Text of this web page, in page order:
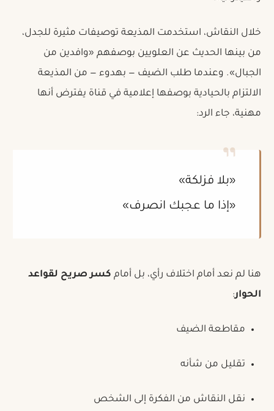
خلال النقاش، استخدمت المذيعة توصيفات مثيرة للجدل،
من بينها الحديث عن العلويين بوصفهم «وافدين من
الجبال». وعندما طلب الضيف — بهدوء — من المذيعة
الالتزام بالحيادية بوصفها إعلامية في قناة يفترض أنها
مهنية، جاء الرد:
«بلا فزلكة»
«إذا ما عجبك انصرف»
هنا لم نعد أمام اختلاف رأي، بل أمام كسر صريح لقواعد
الحوار:
مقاطعة الضيف
تقليل من شأنه
نقل النقاش من الفكرة إلى الشخص